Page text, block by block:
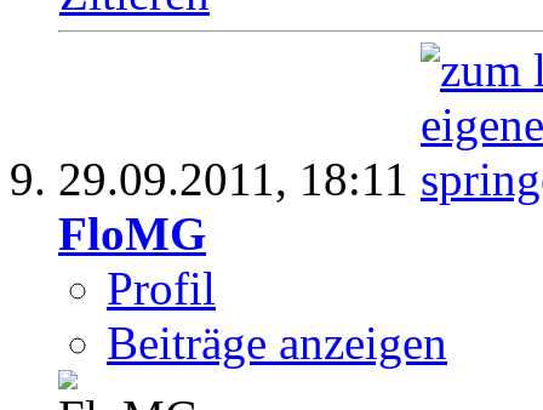
29.09.2011, 18:11
FloMG
Profil
Beiträge anzeigen